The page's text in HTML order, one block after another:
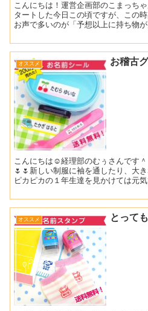
こんにちは！運営企画部のこまっち
タートした今日この頃ですが、この
お声で多いのが「予想以上に持ち物
オススメ お稽古
こんにちは☺経理部のむぅさんです
🌷🌷新しい制服に袖を通したり、大
ピカピカの１年生達を見かけては元
れ...
オススメ とって